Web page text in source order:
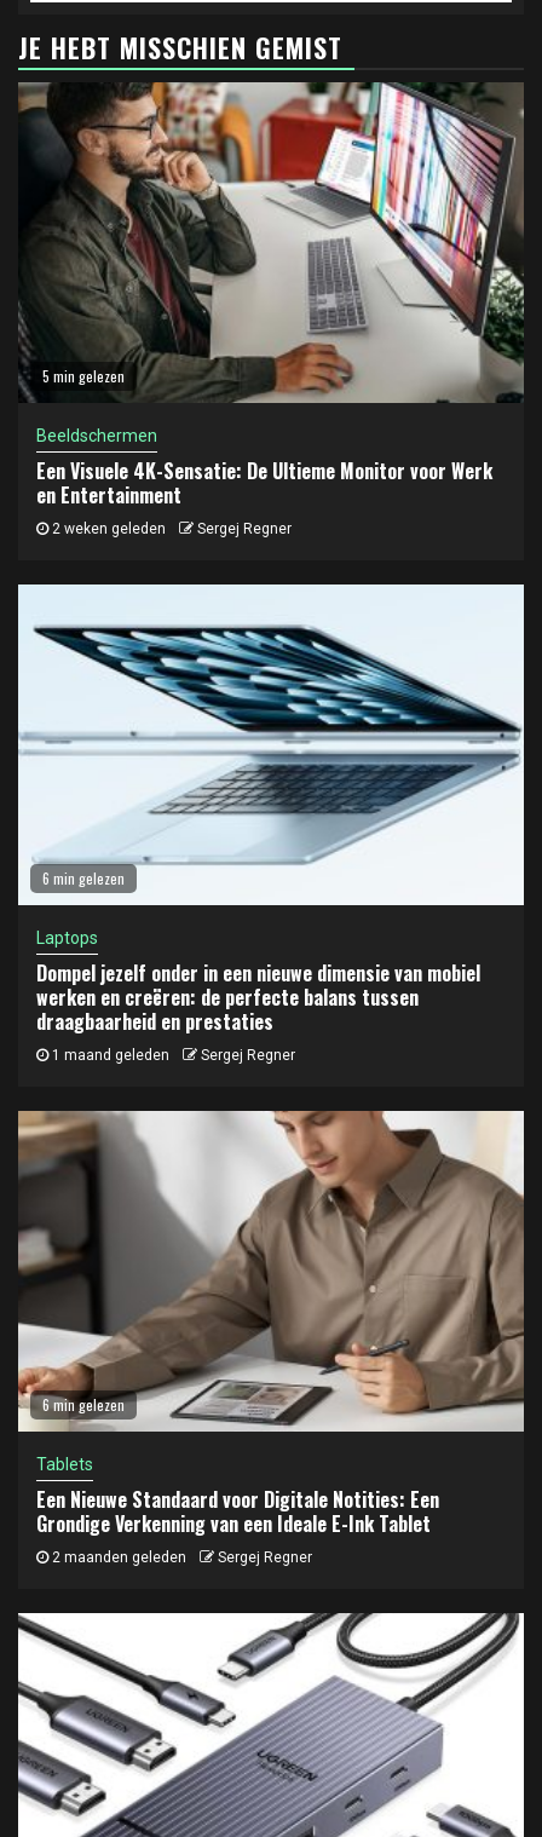
JE HEBT MISSCHIEN GEMIST
5 min gelezen
Beeldschermen
Een Visuele 4K-Sensatie: De Ultieme Monitor voor Werk
en Entertainment
2 weken geleden Sergej Regner
6 min gelezen
Laptops
Dompel jezelf onder in een nieuwe dimensie van mobiel
werken en creëren: de perfecte balans tussen
draagbaarheid en prestaties
1 maand geleden Sergej Regner
6 min gelezen
Tablets
Een Nieuwe Standaard voor Digitale Notities: Een
Grondige Verkenning van een Ideale E-Ink Tablet
2 maanden geleden Sergej Regner